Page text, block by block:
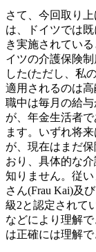
さて、今回取り
は、ドイツでは
き実施されてい
イツの介護保険
した(ただし、私
適用されるのは
職中は毎月の給
が、年金生活者
ます。いずれ将
が、現在はまだ
おり、具体的な
知りません。従
さん(Frau Kai)及
級2と認定されて
などにより理解
は正確には理解で